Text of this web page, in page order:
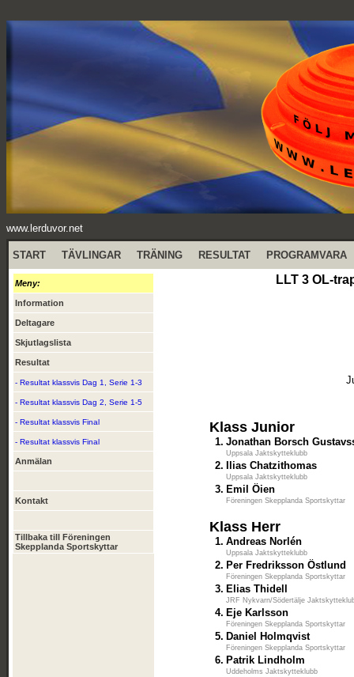
www.lerduvor.net
START TÄVLINGAR TRÄNING RESULTAT PROGRAMVARA
Meny:
Information
Deltagare
Skjutlagslista
Resultat
- Resultat klassvis Dag 1, Serie 1-3
- Resultat klassvis Dag 2, Serie 1-5
- Resultat klassvis Final
- Resultat klassvis Final
Anmälan
Kontakt
Tillbaka till Föreningen
Skepplanda Sportskyttar
LLT 3 OL-
Klass Junior
1. Jonathan Borsch
Uppsala Jaktskytteklubb
2. Ilias Chatzithomas
Uppsala Jaktskytteklubb
3. Emil Öien
Föreningen Skepplanda Sportskyttar
Klass Herr
1. Andreas Norlén
Uppsala Jaktskytteklubb
2. Per Fredriksson Östlund
Föreningen Skepplanda Sportskyttar
3. Elias Thidell
JRF Nykvarn/Södertälje
4. Eje Karlsson
Föreningen Skepplanda Sportskyttar
5. Daniel Holmqvist
Föreningen Skepplanda Sportskyttar
6. Patrik Lindholm
Uddeholms Jaktskytteklubb